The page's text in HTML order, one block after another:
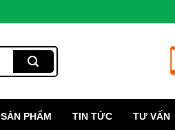
SẢN PHẨM TIN TỨC TƯ VẤN